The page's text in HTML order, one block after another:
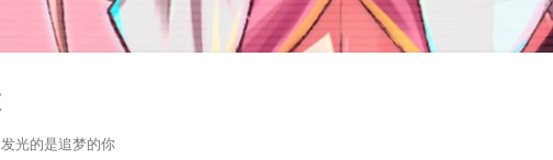
光的是追梦的你